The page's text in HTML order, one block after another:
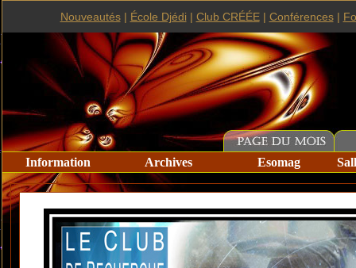
Nouveautés| École Djédi | Club CRÉÉE| Conférences|
Information Archives Esomag